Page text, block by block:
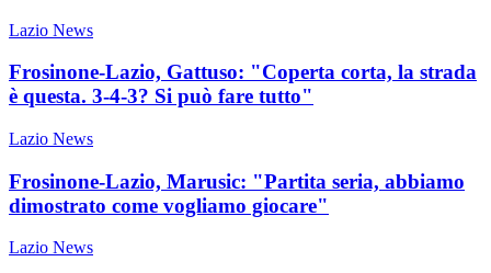
Lazio News
Frosinone-Lazio, Gattuso: "Coperta corta, la strada
è questa. 3-4-3? Si può fare tutto"
Lazio News
Frosinone-Lazio, Marusic: "Partita seria, abbiamo
dimostrato come vogliamo giocare"
Lazio News